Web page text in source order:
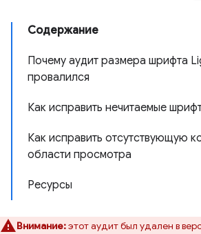
Содержание
Почему аудит размера шрифта
провалился
Как исправить нечитаемые
Как исправить отсутствующую
области просмотра
Ресурсы
Внимание:этот аудит был удален в